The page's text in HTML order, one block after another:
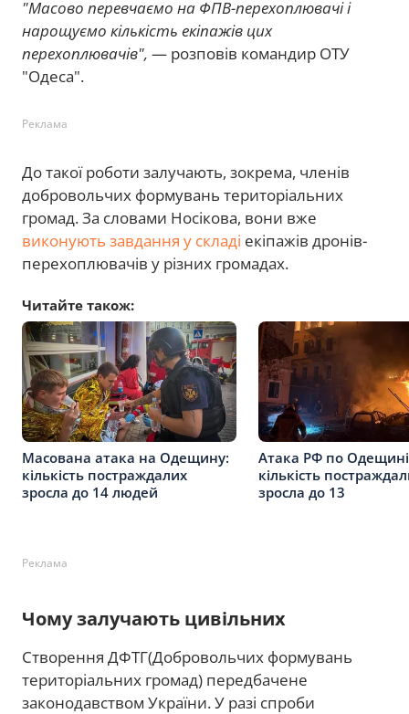
"Масово перевчаємо на ФПВ-перехоплювачі і
нарощуємо кількість екіпажів цих
перехоплювачів", — розповів командир ОТУ
"Одеса".
Реклама
До такої роботи залучають, зокрема, членів
добровольчих формувань територіальних
громад. За словами Носікова, вони вже
виконують завдання у складі екіпажів дронів-
перехоплювачів у різних громадах.
Читайте також:
Масована атака на Одещину:
кількість постраждалих
зросла до 14 людей
Атака РФ по
кількість
зросла до 13
Реклама
Чому залучають цивільних
Створення ДФТГ(Добровольчих формувань
територіальних громад) передбачене
законодавством України. У разі спроби